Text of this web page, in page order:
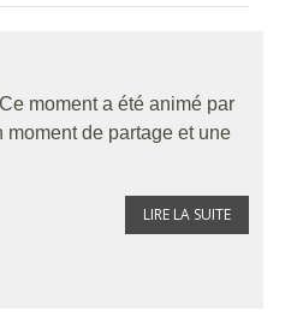
moment a été animé par
de partage et une
LIRE LA SUITE